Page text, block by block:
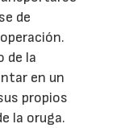
de
de la
en un
propios
la oruga.